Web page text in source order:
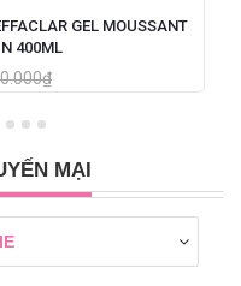
GEL MOUSSANT
400ML
MẠI